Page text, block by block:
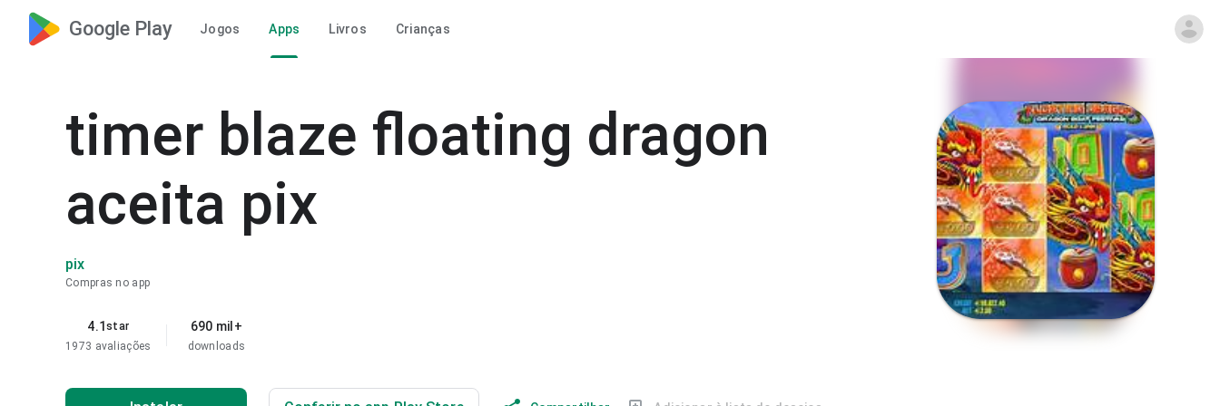
Google Play Jogos Apps Livros Crianças
timer blaze floating dragon
aceita pix
pix
Compras no app
4.1star
1973 avaliações
690 mil+
downloads